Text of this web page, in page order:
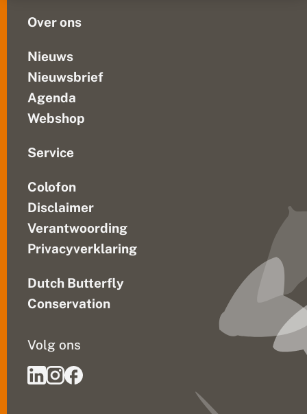
Over ons
Nieuws
Nieuwsbrief
Agenda
Webshop
Service
Colofon
Disclaimer
Verantwoording
Privacyverklaring
Dutch Butterfly
Conservation
Volg ons